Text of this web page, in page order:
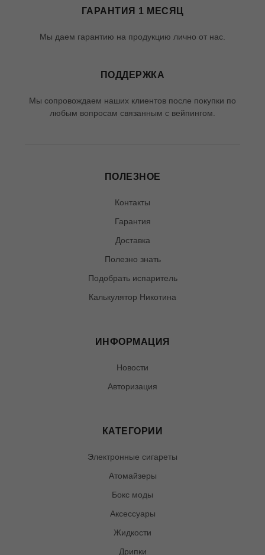
ГАРАНТИЯ 1 МЕСЯЦ
Мы даем гарантию на продукцию лично от нас.
ПОДДЕРЖКА
Мы сопровождаем наших клиентов после покупки по
любым вопросам связанным с вейпингом.
ПОЛЕЗНОЕ
Контакты
Гарантия
Доставка
Полезно знать
Подобрать испаритель
Калькулятор Никотина
ИНФОРМАЦИЯ
Новости
Авторизация
КАТЕГОРИИ
Электронные сигареты
Атомайзеры
Бокс моды
Аксессуары
Жидкости
Дрипки